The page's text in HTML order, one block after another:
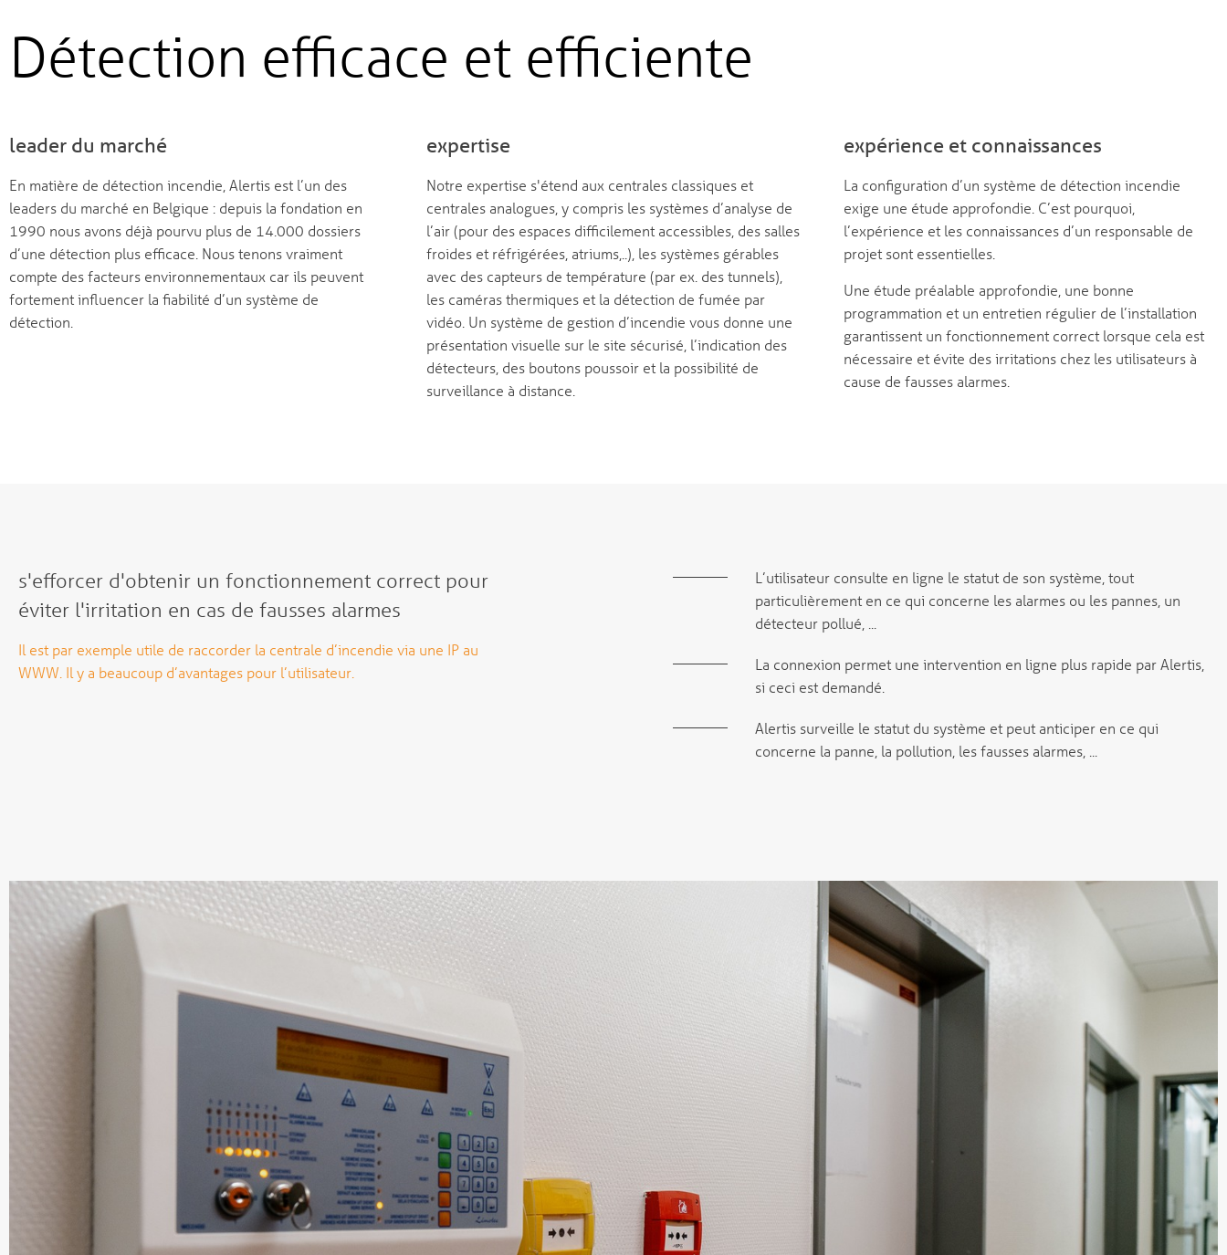
Détection efficace et efficiente
leader du marché
En matière de détection incendie, Alertis est l’un des
leaders du marché en Belgique : depuis la fondation en
1990 nous avons déjà pourvu plus de 14.000 dossiers
d’une détection plus efficace. Nous tenons vraiment
compte des facteurs environnementaux car ils peuvent
fortement influencer la fiabilité d’un système de
détection.
expertise
Notre expertise s'étend aux centrales classiques et
centrales analogues, y compris les systèmes d’analyse de
l’air (pour des espaces difficilement accessibles, des salles
froides et réfrigérées, atriums,..), les systèmes gérables
avec des capteurs de température (par ex. des tunnels),
les caméras thermiques et la détection de fumée par
vidéo. Un système de gestion d’incendie vous donne une
présentation visuelle sur le site sécurisé, l’indication des
détecteurs, des boutons poussoir et la possibilité de
surveillance à distance.
expérience et connaissances
La configuration d’un système de détection incendie
exige une étude approfondie. C’est pourquoi,
l’expérience et les connaissances d’un responsable de
projet sont essentielles.
Une étude préalable approfondie, une bonne
programmation et un entretien régulier de l’installation
garantissent un fonctionnement correct lorsque cela est
nécessaire et évite des irritations chez les utilisateurs à
cause de fausses alarmes.
s'efforcer d'obtenir un fonctionnement correct pour
éviter l'irritation en cas de fausses alarmes
Il est par exemple utile de raccorder la centrale d’incendie via une IP au
WWW. Il y a beaucoup d’avantages pour l’utilisateur.
L’utilisateur consulte en ligne le statut de son système, tout
particulièrement en ce qui concerne les alarmes ou les pannes, un
détecteur pollué, ...
La connexion permet une intervention en ligne plus rapide par Alertis,
si ceci est demandé.
Alertis surveille le statut du système et peut anticiper en ce qui
concerne la panne, la pollution, les fausses alarmes, ...